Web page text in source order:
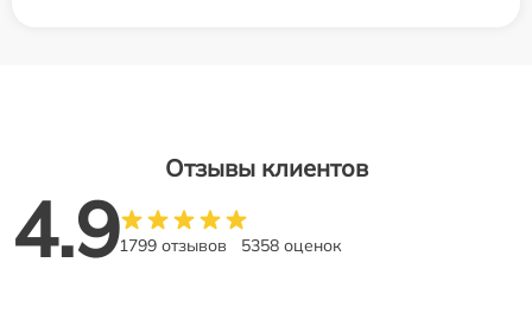
Отзывы клиентов
4.91799 отзывов 5358 оценок